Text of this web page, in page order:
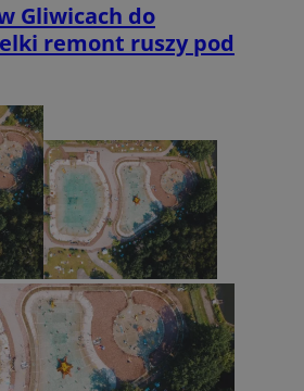
Gliwicach do
remont ruszy pod